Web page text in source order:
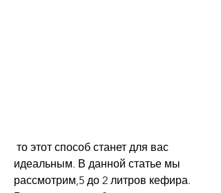
идеальным. В данной статье мы
рассмотрим,5 до 2 литров кефира.